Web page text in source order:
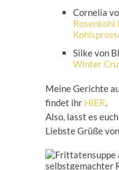
Cornelia
Rosenkohl
Silke von
Winter
Meine Gerichte
findet ihr HIER.
Also, lasst es
Liebste Grüße